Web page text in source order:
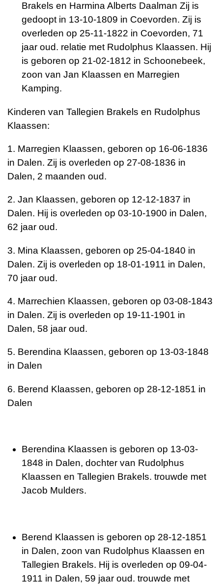
Brakels en Harmina Alberts Daalman Zij is
gedoopt in 13-10-1809 in Coevorden. Zij is
overleden op 25-11-1822 in Coevorden, 71
jaar oud. relatie met Rudolphus Klaassen. Hij
is geboren op 21-02-1812 in Schoonebeek,
zoon van Jan Klaassen en Marregien
Kamping.
Kinderen van Tallegien Brakels en Rudolphus
Klaassen:
1. Marregien Klaassen, geboren op 16-06-1836
in Dalen. Zij is overleden op 27-08-1836 in
Dalen, 2 maanden oud.
2. Jan Klaassen, geboren op 12-12-1837 in
Dalen. Hij is overleden op 03-10-1900 in Dalen,
62 jaar oud.
3. Mina Klaassen, geboren op 25-04-1840 in
Dalen. Zij is overleden op 18-01-1911 in Dalen,
70 jaar oud.
4. Marrechien Klaassen, geboren op 03-08-1843
in Dalen. Zij is overleden op 19-11-1901 in
Dalen, 58 jaar oud.
5. Berendina Klaassen, geboren op 13-03-1848
in Dalen
6. Berend Klaassen, geboren op 28-12-1851 in
Dalen
Berendina Klaassen is geboren op 13-03-
1848 in Dalen, dochter van Rudolphus
Klaassen en Tallegien Brakels. trouwde met
Jacob Mulders.
Berend Klaassen is geboren op 28-12-1851
in Dalen, zoon van Rudolphus Klaassen en
Tallegien Brakels. Hij is overleden op 09-04-
1911 in Dalen, 59 jaar oud. trouwde met